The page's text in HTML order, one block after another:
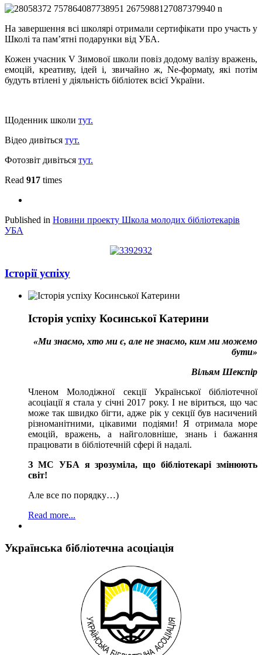
На завершення всі школярі отримали сертифікати про участь у
Школі та пам’ятні подарунки від УБА.
Кожен учасник V Зимової школи повіз додому валізу вражень,
емоцій, креативу, ідей і, звичайно ж, Ne-формаtу, які потім
будуть втілені у діяльність бібліотек всієї України.
Щоденник школи тут.
Відео дивіться тут.
Фотозвіт дивіться тут.
Read 917 times
Published in Новини проекту Школа молодих бібліотекарів
УБА
Історії успіху
Історія успіху Косинської Катерини
«Ми знаємо, хто ми є, але не знаємо, ким ми можемо
бути»
Вільям Шекспір
Членом Молодіжної секції Української бібліотечної
асоціації я стала у січні 2017 року. І не віриться, що час
може так швидко бігти, адже рік у секції був насичений
різноманітними, цікавими подіями! Я отримала море
емоцій, вражень, а найголовніше, знань і бажання
працювати в бібліотечній сфері й надалі.
З МС УБА я зрозуміла, що бібліотекарі змінюють
світ!
Але все по порядку…)
Read more...
Українська бібліотечна асоціація